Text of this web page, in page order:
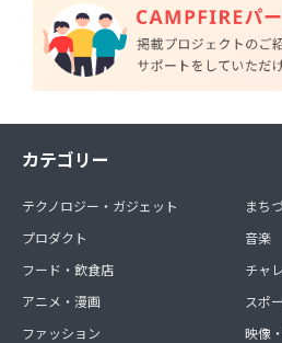
カテゴリー
テクノロジー・ガジェット
プロダクト
フード・飲食店
アニメ・漫画
ファッション
まち
音楽
チャ
スポ
映像